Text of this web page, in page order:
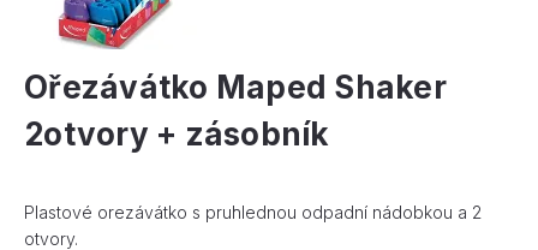
Ořezávátko Maped Shaker
2otvory + zásobník
Plastové orezávátko s pruhlednou odpadní nádobkou a 2
otvory.